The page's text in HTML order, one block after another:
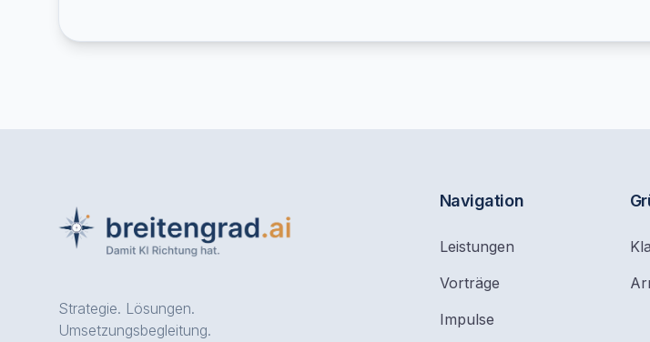
Strategie. Lösungen.
Umsetzungsbegleitung.
Navigation
Leistungen
Vorträge
Impulse